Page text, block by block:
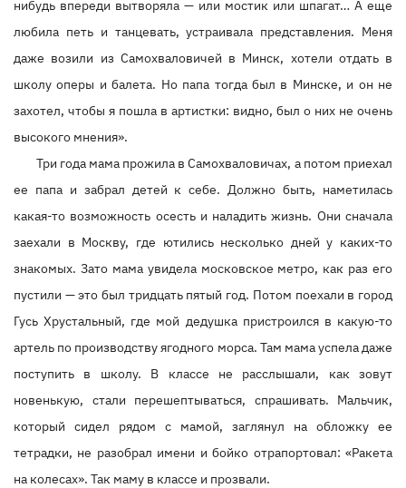
нибудь впереди вытворяла — или мостик или шпагат… А еще
любила петь и танцевать, устраивала представления. Меня
даже возили из Самохваловичей в Минск, хотели отдать в
школу оперы и балета. Но папа тогда был в Минске, и он не
захотел, чтобы я пошла в артистки: видно, был о них не очень
высокого мнения».
Три года мама прожила в Самохваловичах, а потом приехал
ее папа и забрал детей к себе. Должно быть, наметилась
какая-то возможность осесть и наладить жизнь. Они сначала
заехали в Москву, где ютились несколько дней у каких-то
знакомых. Зато мама увидела московское метро, как раз его
пустили — это был тридцать пятый год. Потом поехали в город
Гусь Хрустальный, где мой дедушка пристроился в какую-то
артель по производству ягодного морса. Там мама успела даже
поступить в школу. В классе не расслышали, как зовут
новенькую, стали перешептываться, спрашивать. Мальчик,
который сидел рядом с мамой, заглянул на обложку ее
тетрадки, не разобрал имени и бойко отрапортовал: «Ракета
на колесах». Так маму в классе и прозвали.